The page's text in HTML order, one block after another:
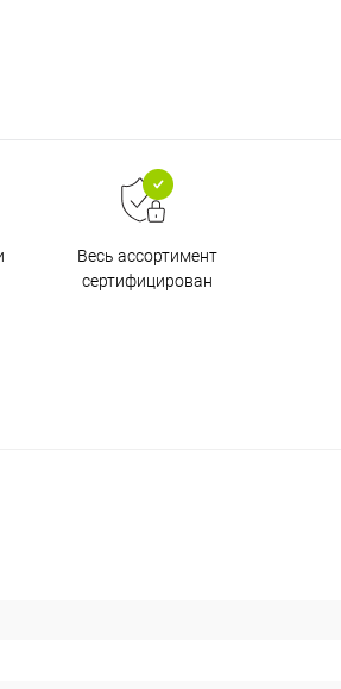
Весь ассортимент
сертифицирован